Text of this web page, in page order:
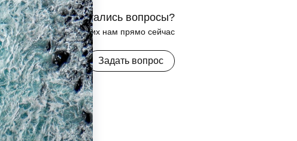
Остались вопросы?
Задайте их нам прямо сейчас
Задать вопрос